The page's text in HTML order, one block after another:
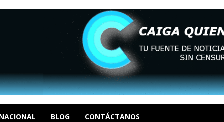
BLOG CONTÁCTANOS
Álvarez del Atlético AGOSTO 8, 2026
del astro argentino AGOSTO 8, 2026
del dolor político en Venezuela Ci...